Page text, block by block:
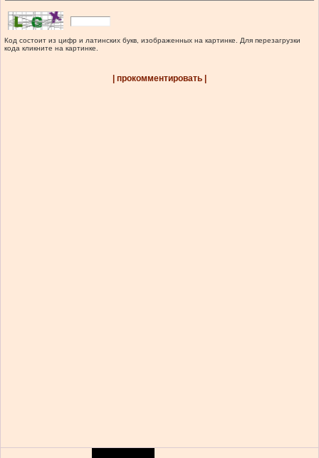
Код состоит из цифр и латинских букв, изображенных на картинке. Для перезагрузки
кода кликните на картинке.
| прокомментировать |